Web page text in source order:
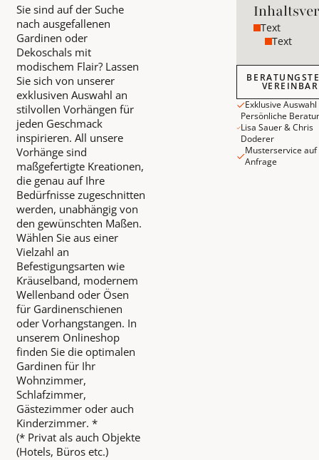
Sie sind auf der Suche
nach ausgefallenen
Gardinen oder
Dekoschals mit
modischem Flair? Lassen
Sie sich von unserer
exklusiven Auswahl an
stilvollen Vorhängen für
jeden Geschmack
inspirieren. All unsere
Vorhänge sind
maßgefertigte Kreationen,
die genau auf Ihre
Bedürfnisse zugeschnitten
werden, unabhängig von
den gewünschten Maßen.
Wählen Sie aus einer
Vielzahl an
Befestigungsarten wie
Kräuselband, modernem
Wellenband oder Ösen
für Gardinenschienen
oder Vorhangstangen. In
unserem Onlineshop
finden Sie die optimalen
Gardinen für Ihr
Wohnzimmer,
Schlafzimmer,
Gästezimmer oder auch
Kinderzimmer. *
(* Privat als auch Objekte
(Hotels, Büros etc.)
Text
Text
Exklusive Auswahl
Persönliche
Lisa Sauer & Chris
Doderer
Musterservice auf
Anfrage